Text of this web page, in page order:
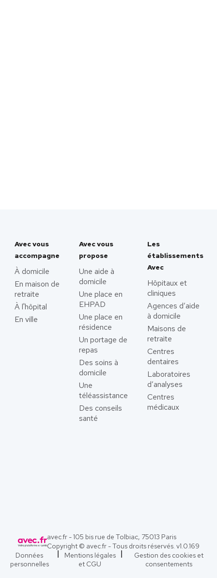
Avec vous
accompagne
À domicile
En maison de
retraite
À l'hôpital
En ville
Avec vous
propose
Une aide à
domicile
Une place en
EHPAD
Une place en
résidence
Un portage de
repas
Des soins à
domicile
Une
téléassistance
Des conseils
santé
Les
établissements
Avec
Hôpitaux et
cliniques
Agences d’aide
à domicile
Maisons de
retraite
Centres
dentaires
Laboratoires
d’analyses
Centres
médicaux
avec.fr - 105 bis rue de Tolbiac, 75013 Paris
Copyright © avec.fr - Tous droits réservés. v1.0.169
Données
personnelles
Mentions légales
et CGU
Gestion des cookies et
consentements